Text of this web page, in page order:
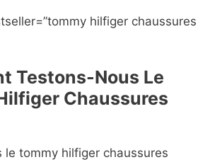
hilfiger chaussures
Testons-Nous Le
Chaussures
le tommy hilfiger chaussures